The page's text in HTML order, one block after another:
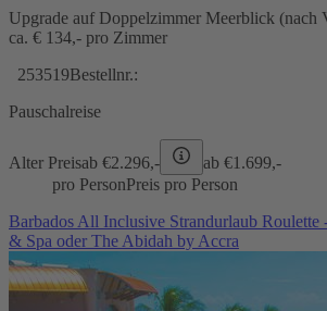
Upgrade auf Doppelzimmer Meerblick (nach
ca. € 134,- pro Zimmer
253519Bestellnr.:
Pauschalreise
Alter Preisab €2.296,- ab €1.699,-
pro PersonPreis pro Person
Barbados All Inclusive Strandurlaub Roulette
& Spa oder The Abidah by Accra